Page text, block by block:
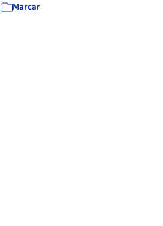
Marcar